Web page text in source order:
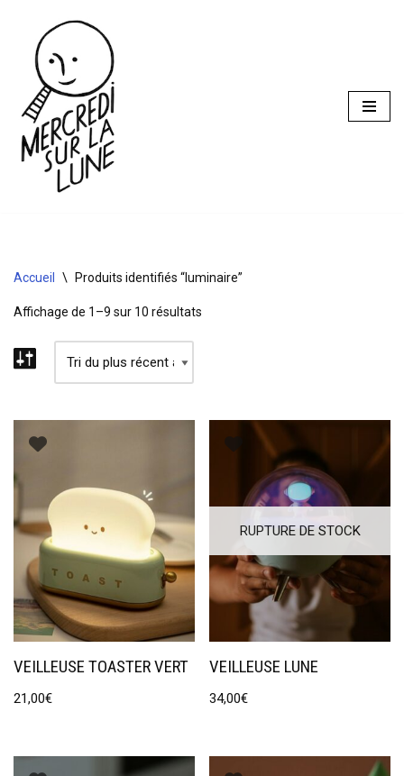
Aller
contenu
Accueil \ Produits identifiés “luminaire”
Affichage de 1–9 sur 10 résultats
VEILLEUSE TOASTER VERT
21,00€
RUPTURE DE STOCK
VEILLEUSE LUNE
34,00€